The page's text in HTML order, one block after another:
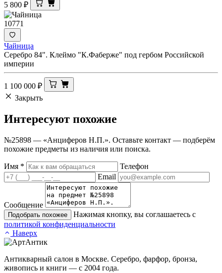
5 800 ₽
10771
Чайница
Серебро 84". Клеймо "К.Фаберже" под гербом Российской
империи
1 100 000 ₽
Закрыть
Интересуют похожие
№25898 — «Анциферов Н.П.». Оставьте контакт — подберём
похожие предметы из наличия или поиска.
Имя *
Телефон
Email
Сообщение
Подобрать похожее
Нажимая кнопку, вы соглашаетесь с
политикой конфиденциальности
Наверх
Антикварный салон в Москве. Серебро, фарфор, бронза,
живопись и книги — с 2004 года.